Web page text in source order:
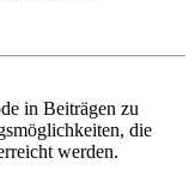
in Beiträgen zu
die
werden.